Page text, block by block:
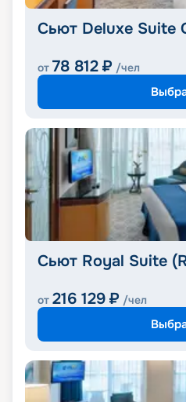
Сьют Deluxe Suite
от 78 812 ₽ /чел
Сьют Royal Suite
от 216 129 ₽ /чел